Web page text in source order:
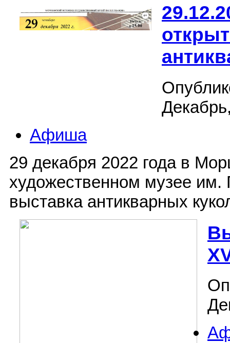
Афиша
29 декабря 2022 года в
художественном музее
выставка антикварных